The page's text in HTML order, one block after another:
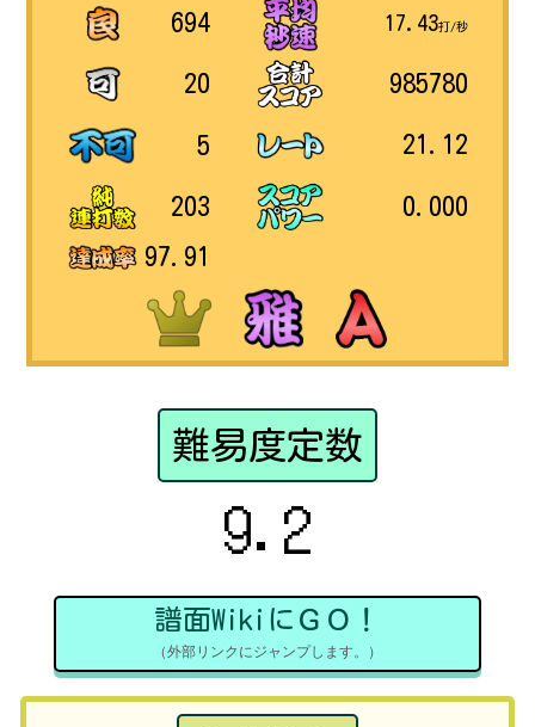
694
20
5
203
97.91
17.43打/秒
985780
21.12
0.000
難易度定数
9.2
譜面WikiにＧＯ！
（外部リンクにジャンプします。）